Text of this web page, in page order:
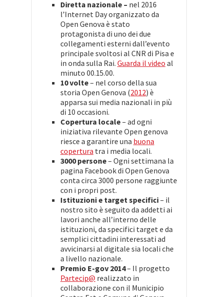
Diretta nazionale – nel 2016
l’Internet Day organizzato da
Open Genova è stato
protagonista di uno dei due
collegamenti esterni dall’evento
principale svoltosi al CNR di Pisa e
in onda sulla Rai. Guarda il video al
minuto 00.15.00.
10 volte– nel corso della sua
storia Open Genova (2012) è
apparsa sui media nazionali in più
di 10 occasioni.
Copertura locale– ad ogni
iniziativa rilevante Open genova
riesce a garantire una buona
copertura tra i media locali.
3000 persone– Ogni settimana la
pagina Facebook di Open Genova
conta circa 3000 persone raggiunte
con i propri post.
Istituzioni e target specifici– il
nostro sito è seguito da addetti ai
lavori anche all’interno delle
istituzioni, da specifici target e da
semplici cittadini interessati ad
avvicinarsi al digitale sia locali che
a livello nazionale.
Premio E-gov 2014– Il progetto
Partecip@ realizzato in
collaborazione con il Municipio